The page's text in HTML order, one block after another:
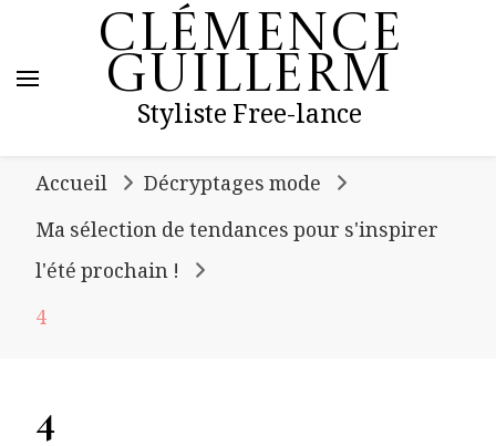
Clémence
Guillerm
Styliste Free-lance
Accueil
Décryptages mode
Ma sélection de tendances pour s'inspirer
l'été prochain !
4
4